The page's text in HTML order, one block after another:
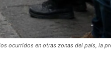
ocurridos en otras zonas del país, la